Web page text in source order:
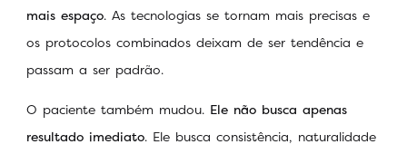
mais espaço. As tecnologias se tornam mais precisas e
os protocolos combinados deixam de ser tendência e
passam a ser padrão.
O paciente também mudou. Ele não busca apenas
resultado imediato. Ele busca consistência, naturalidade